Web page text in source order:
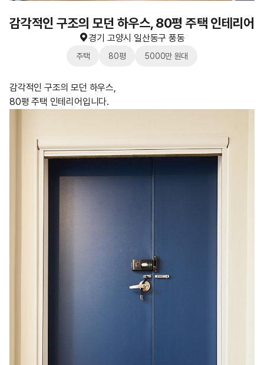
감각적인 구조의 모던 하우스, 80평 주택 인테리어
경기 고양시 일산동구 풍동
주택 80평 5000만 원대
감각적인 구조의 모던 하우스,
80평 주택 인테리어입니다.